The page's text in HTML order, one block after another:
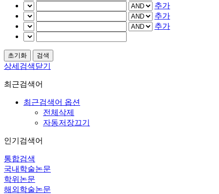
추가
추가
추가
상세검색닫기
최근검색어
최근검색어 옵션
전체삭제
자동저장끄기
인기검색어
통합검색
국내학술논문
학위논문
해외학술논문